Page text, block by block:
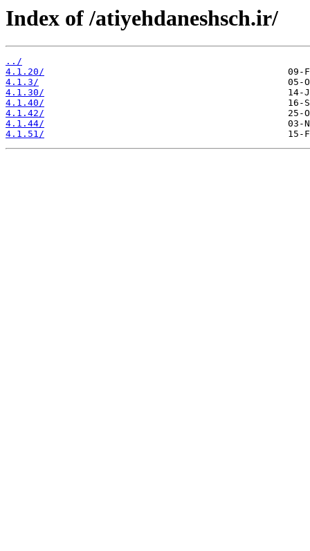
Index of /atiyehdaneshsch.ir/
../
4.1.20/
4.1.3/
4.1.30/
4.1.40/
4.1.42/
4.1.44/
4.1.51/